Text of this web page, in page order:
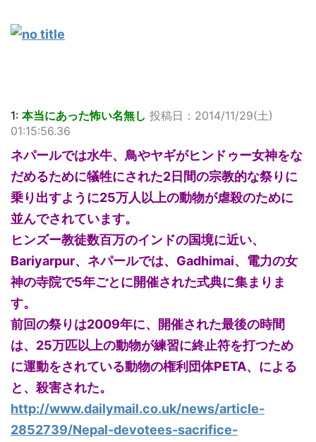
1: 本当にあった怖い名無し 投稿日：2014/11/29(土)
01:15:56.36
ネパールでは水牛、鳥やヤギがヒンドゥー女神をな
だめるために犠牲にされた2日間の宗教的な祭りに
乗り出すように25万人以上の動物が虐殺のために
並んでされています。
ヒンズー教徒数百万のインドの国境に近い、
Bariyarpur、ネパールでは、Gadhimai、電力の女
神の寺院で5年ごとに開催された式典に集まりま
す。
前回の祭りは2009年に、開催された最後の時間
は、25万匹以上の動物が練習に終止符を打つため
に運動をされている動物の権利団体PETA、による
と、殺害された。
http://www.dailymail.co.uk/news/article-
2852739/Nepal-devotees-sacrifice-